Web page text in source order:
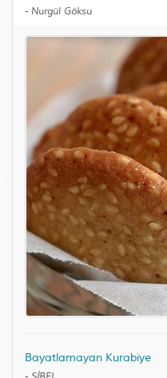
- Nurgül Göksu
Bayatlamayan Kurabiye